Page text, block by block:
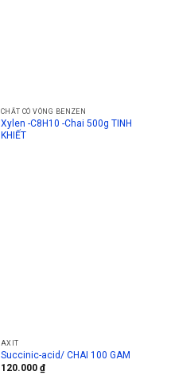
CHẤT CÓ VÒNG BENZEN
Xylen -C8H10 -Chai 500g TINH
KHIẾT
AXIT
Succinic-acid/ CHAI 100 GAM
120.000 ₫